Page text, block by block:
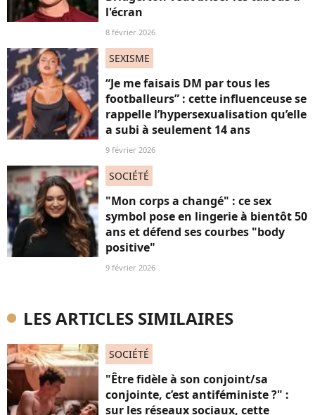
l'écran
8 février 2026
SEXISME
“Je me faisais DM par tous les
footballeurs” : cette influenceuse se
rappelle l’hypersexualisation qu’elle
a subi à seulement 14 ans
9 février 2026
SOCIÉTÉ
"Mon corps a changé" : ce sex
symbol pose en lingerie à bientôt 50
ans et défend ses courbes "body
positive"
9 février 2026
LES ARTICLES SIMILAIRES
SOCIÉTÉ
"Être fidèle à son conjoint/sa
conjointe, c’est antiféministe ?" :
sur les réseaux sociaux, cette